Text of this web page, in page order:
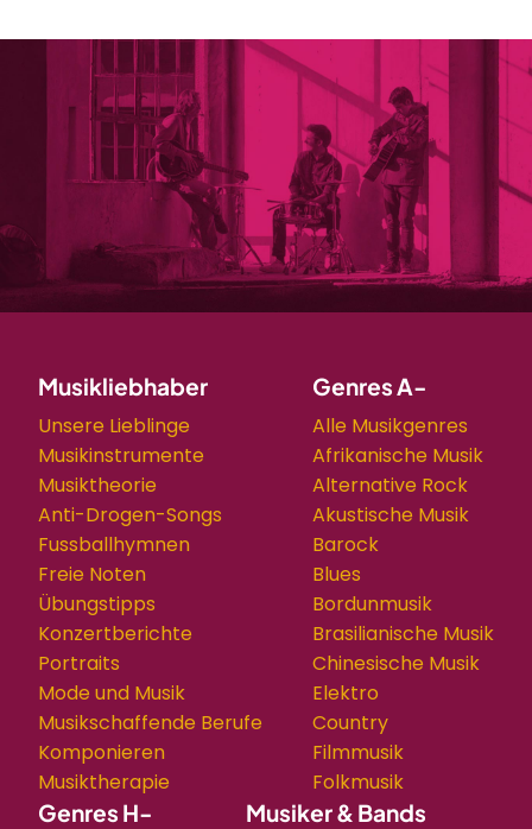
Musikliebhaber
Unsere Lieblinge
Musikinstrumente
Musiktheorie
Anti-Drogen-Songs
Fussballhymnen
Freie Noten
Übungstipps
Konzertberichte
Portraits
Mode und Musik
Musikschaffende Berufe
Komponieren
Musiktherapie
Genres A-
Alle Musikgenres
Afrikanische Musik
Alternative Rock
Akustische Musik
Barock
Blues
Bordunmusik
Brasilianische Musik
Chinesische Musik
Elektro
Country
Filmmusik
Folkmusik
Genres H- Musiker & Bands